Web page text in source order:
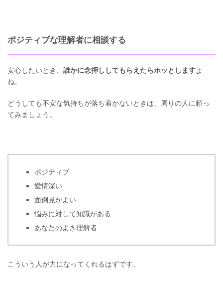
ポジティブな理解者に相談する
安心したいとき、 誰かに念押ししてもらえたらホッとしますよ
ね。
どうしても不安な気持ちが落ち着かないときは、周りの人に頼っ
てみましょう。
ポジティブ
愛情深い
面倒見がよい
悩みに対して知識がある
あなたのよき理解者
こういう人が力になってくれるはずです。